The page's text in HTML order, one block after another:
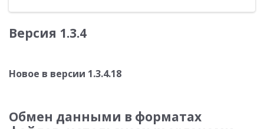
Версия 1.3.4
Новое в версии 1.3.4.18
Обмен данными в форматах